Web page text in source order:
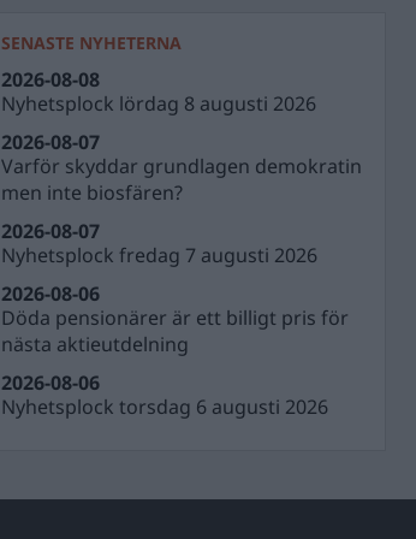
SENASTE NYHETERNA
Nyhetsplock lördag 8 augusti 2026
2026-08-08
Varför skyddar grundlagen demokratin
men inte biosfären?
2026-08-07
Nyhetsplock fredag 7 augusti 2026
2026-08-07
Döda pensionärer är ett billigt pris för
nästa aktieutdelning
2026-08-06
Nyhetsplock torsdag 6 augusti 2026
2026-08-06